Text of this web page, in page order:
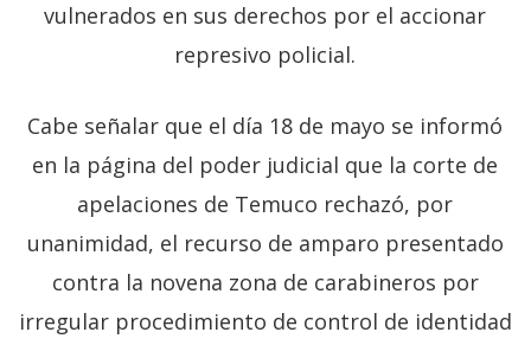
vulnerados en sus derechos por el accionar
represivo policial.
Cabe señalar que el día 18 de mayo se informó
en la página del poder judicial que la corte de
apelaciones de Temuco rechazó, por
unanimidad, el recurso de amparo presentado
contra la novena zona de carabineros por
irregular procedimiento de control de identidad